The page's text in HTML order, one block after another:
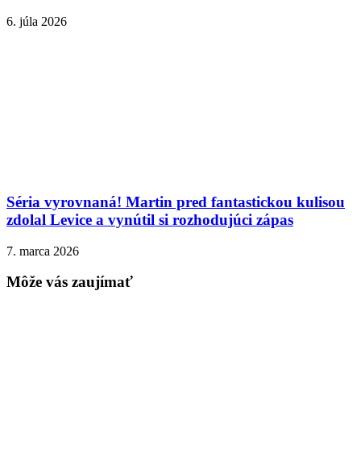
6. júla 2026
Séria vyrovnaná! Martin pred fantastickou kulisou
zdolal Levice a vynútil si rozhodujúci zápas
7. marca 2026
Môže vás zaujímať